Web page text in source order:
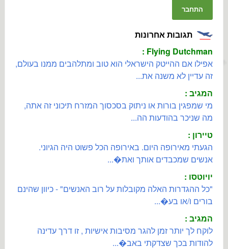
תגובות אחרונות
Flying Dutchman :
אפילו אם ההייטק הישראלי הוא טוב ומתלהבים ממנו בעולם,
זה עדיין לא משנה את...
המגיב :
מי שמפגין בורות או ניתוק בסכסוך המזרח תיכוני זה אתה,
מה שניכר בהודעות הה...
טיירון :
הגעתי מאירופה היום. באירופה הכל פשוט היה הגיוני.
אנשים שמכבדים אותך ואת�...
יויוטסו :
"כל ההגדרות האלה מקובלות על רוב האנשים" - כיוון שהינם
בורים ו/או בע�...
המגיב :
לוקח לך יותר זמן להגר מסיבות אישיות , זו דרך עדינה
להודות בכך שצדקתי באב�...